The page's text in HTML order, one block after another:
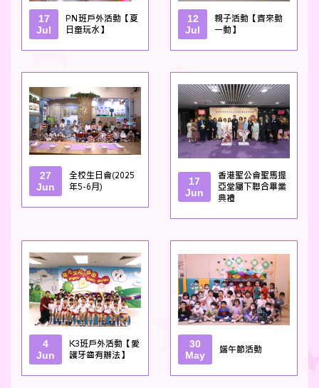
17
Jul
PN班戶外活動【夏
日童玩水】
12
Jul
親子活動【齊來動
一動】
27
Jun
全校生日會(2025
年5-6月)
17
Jun
香港聖公會聖馬提
亞堂屬下聯合畢業
典禮
4
Jun
K3班戶外活動【愛
護牙齒有辦法】
30
May
端午節活動